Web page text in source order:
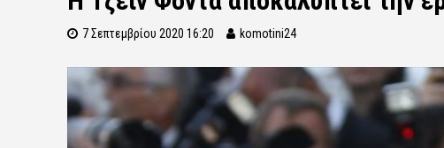
7 Σεπτεμβρίου 2020 16:20 komotini24